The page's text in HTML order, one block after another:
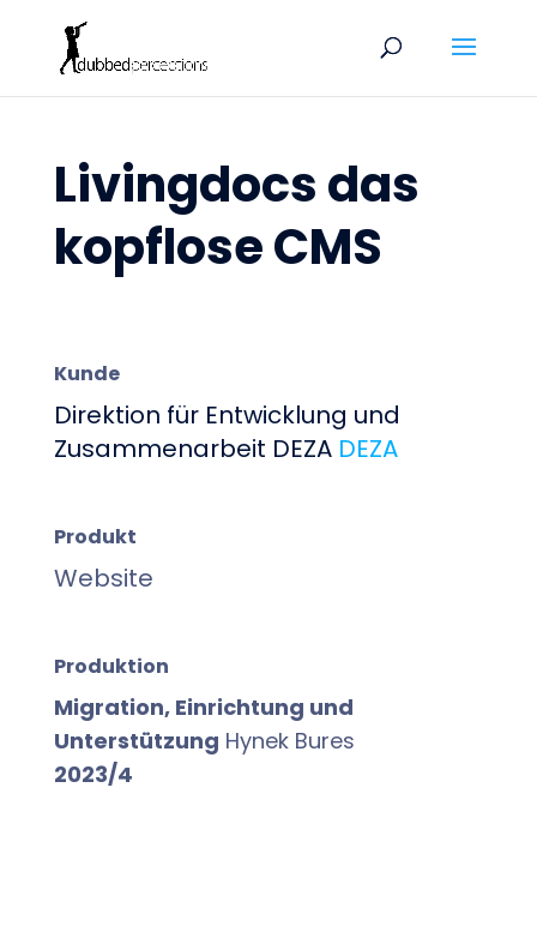
Livingdocs das
kopflose CMS
Kunde
Direktion für Entwicklung und
Zusammenarbeit DEZA DEZA
Produkt
Website
Produktion
Migration, Einrichtung und
Unterstützung Hynek Bures
2023/4